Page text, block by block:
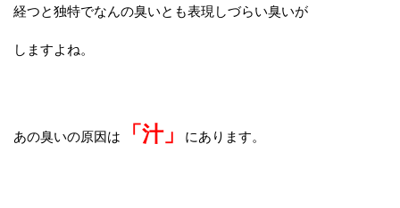
経つと独特でなんの臭いとも表現しづらい臭いが
しますよね。
あの臭いの原因は 「汁」 にあります。